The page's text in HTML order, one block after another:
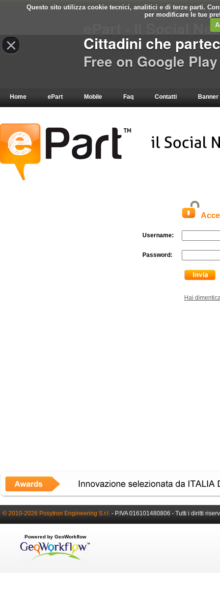
Questo sito utilizza cookie tecnici, analitici e di terze parti.
per modificare le tue
Home ePart Mobile Faq Contatti Banner
Username:
Password:
Hai
© 2010-2026 Posytron Engineering S.r.l. - P.IVA 016101480806 - Tutti i diritti
Powered by GeoWorkflow
×
ePart - Il Social
Cittadini che
Free on Google Play